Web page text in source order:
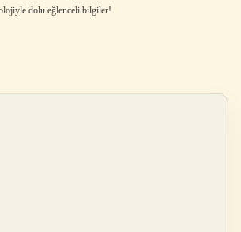
dolu eğlenceli bilgiler!